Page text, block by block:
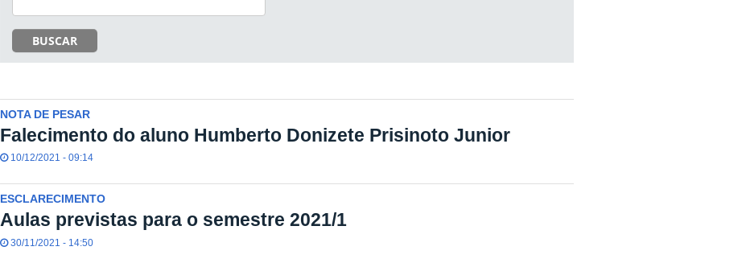
BUSCAR
NOTA DE PESAR
Falecimento do aluno Humberto Donizete Prisinoto Junior
10/12/2021 - 09:14
ESCLARECIMENTO
Aulas previstas para o semestre 2021/1
30/11/2021 - 14:50